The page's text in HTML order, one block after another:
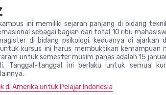
ini memiliki sejarah panjang di bidang
sebagai bagian dari total 10 ribu
di bidang psikologi, keduanya di ajarkan
kursus ini harus membuktikan kemampuan
untuk semester musim panas adalah 15
Tanggal-tanggal ini berlaku untuk semua
di Amerika untuk Pelajar Indonesia